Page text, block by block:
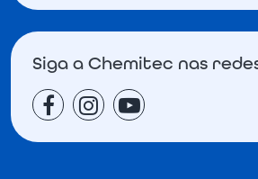
Siga a Chemitec nas